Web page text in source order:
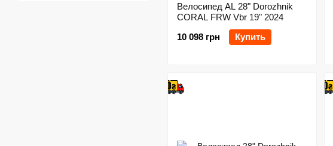
Велосипед AL 28" Dorozhnik
CORAL FRW Vbr 19" 2024
10 098 грн
Купить